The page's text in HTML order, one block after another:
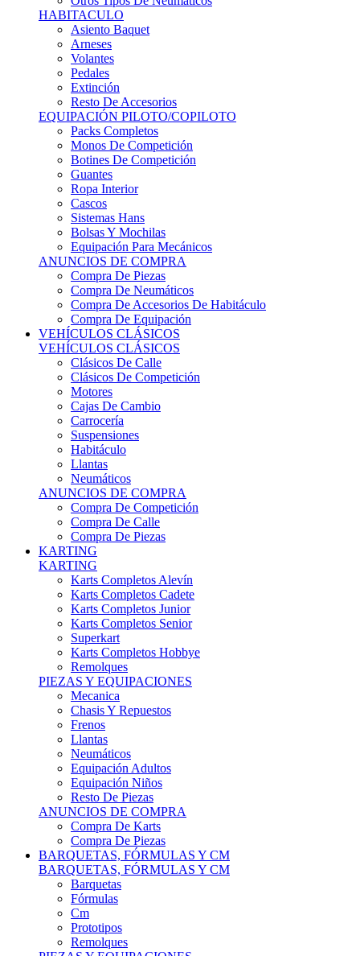
Asiento Baquet
Arneses
Volantes
Pedales
Extinción
Resto De Accesorios
EQUIPACIÓN PILOTO/COPILOTO
Packs Completos
Monos De Competición
Botines De Competición
Guantes
Ropa Interior
Cascos
Sistemas Hans
Bolsas Y Mochilas
Equipación Para Mecánicos
ANUNCIOS DE COMPRA
Compra De Piezas
Compra De Neumáticos
Compra De Accesorios De Habitáculo
Compra De Equipación
VEHÍCULOS CLÁSICOS
VEHÍCULOS CLÁSICOS
Clásicos De Calle
Clásicos De Competición
Motores
Cajas De Cambio
Carrocería
Suspensiones
Habitáculo
Llantas
Neumáticos
ANUNCIOS DE COMPRA
Compra De Competición
Compra De Calle
Compra De Piezas
KARTING
KARTING
Karts Completos Alevín
Karts Completos Cadete
Karts Completos Junior
Karts Completos Senior
Superkart
Karts Completos Hobbye
Remolques
PIEZAS Y EQUIPACIONES
Mecanica
Chasis Y Repuestos
Frenos
Llantas
Neumáticos
Equipación Adultos
Equipación Niños
Resto De Piezas
ANUNCIOS DE COMPRA
Compra De Karts
Compra De Piezas
BARQUETAS, FÓRMULAS Y CM
BARQUETAS, FÓRMULAS Y CM
Barquetas
Fórmulas
Cm
Prototipos
Remolques
PIEZAS Y EQUIPACIONES
Mecánica